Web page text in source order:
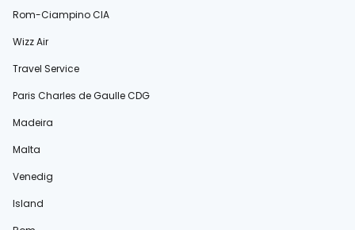
Rom-Ciampino CIA
Wizz Air
Travel Service
Paris Charles de Gaulle CDG
Madeira
Malta
Venedig
Island